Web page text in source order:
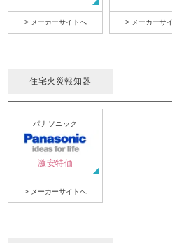
> メーカーサイトへ > メーカーサ
住宅火災報知器
パナソニック
激安特価
> メーカーサイトへ